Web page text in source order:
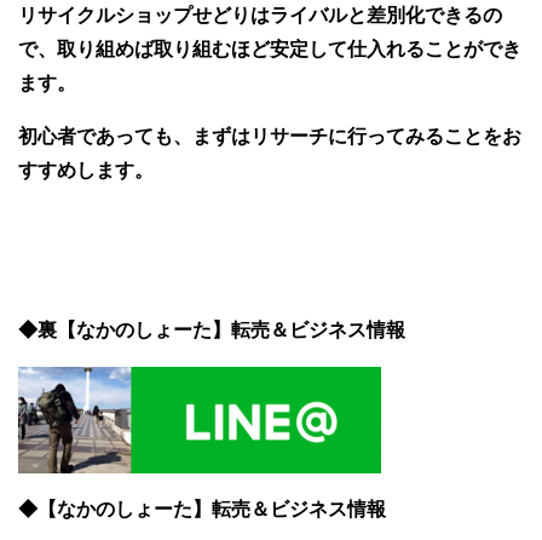
リサイクルショップせどりはライバルと差別化できるの
で、取り組めば取り組むほど安定して仕入れることができ
ます。
初心者であっても、まずはリサーチに行ってみることをお
すすめします。
◆裏【なかのしょーた】転売＆ビジネス情報
◆【なかのしょーた】転売＆ビジネス情報